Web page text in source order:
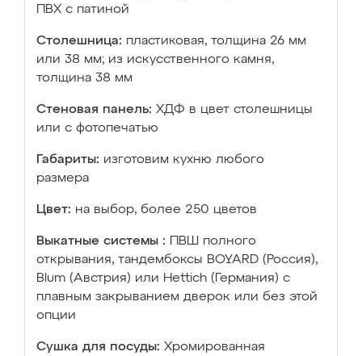
ПВХ с патиной
Столешница: пластиковая, толщина 26 мм
или 38 мм; из искусственного камня,
толщина 38 мм
Стеновая панель: ХДФ в цвет столешницы
или с фотопечатью
Габариты: изготовим кухню любого
размера
Цвет: на выбор, более 250 цветов
Выкатные системы :
ПВШ полного
открывания, тандембоксы BOYARD (Россия),
Blum (Австрия) или Hettich (Германия) с
плавным закрыванием дверок или без этой
опции
Сушка для посуды: Хромированная